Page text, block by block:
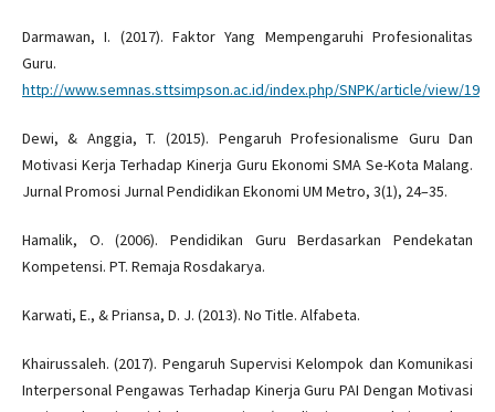
Darmawan, I. (2017). Faktor Yang Mempengaruhi Profesionalitas
Guru.
http://www.semnas.sttsimpson.ac.id/index.php/SNPK/article/view/19
Dewi, & Anggia, T. (2015). Pengaruh Profesionalisme Guru Dan
Motivasi Kerja Terhadap Kinerja Guru Ekonomi SMA Se-Kota Malang.
Jurnal Promosi Jurnal Pendidikan Ekonomi UM Metro, 3(1), 24–35.
Hamalik, O. (2006). Pendidikan Guru Berdasarkan Pendekatan
Kompetensi. PT. Remaja Rosdakarya.
Karwati, E., & Priansa, D. J. (2013). No Title. Alfabeta.
Khairussaleh. (2017). Pengaruh Supervisi Kelompok dan Komunikasi
Interpersonal Pengawas Terhadap Kinerja Guru PAI Dengan Motivasi